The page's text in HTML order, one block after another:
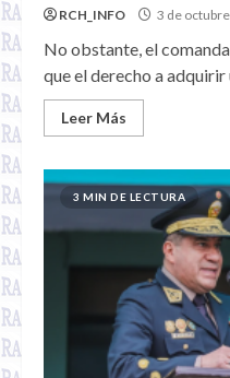
RCH_INFO 3 de
No obstante, el
que el derecho a adquirir
Leer Más
3 MIN DE LECTURA